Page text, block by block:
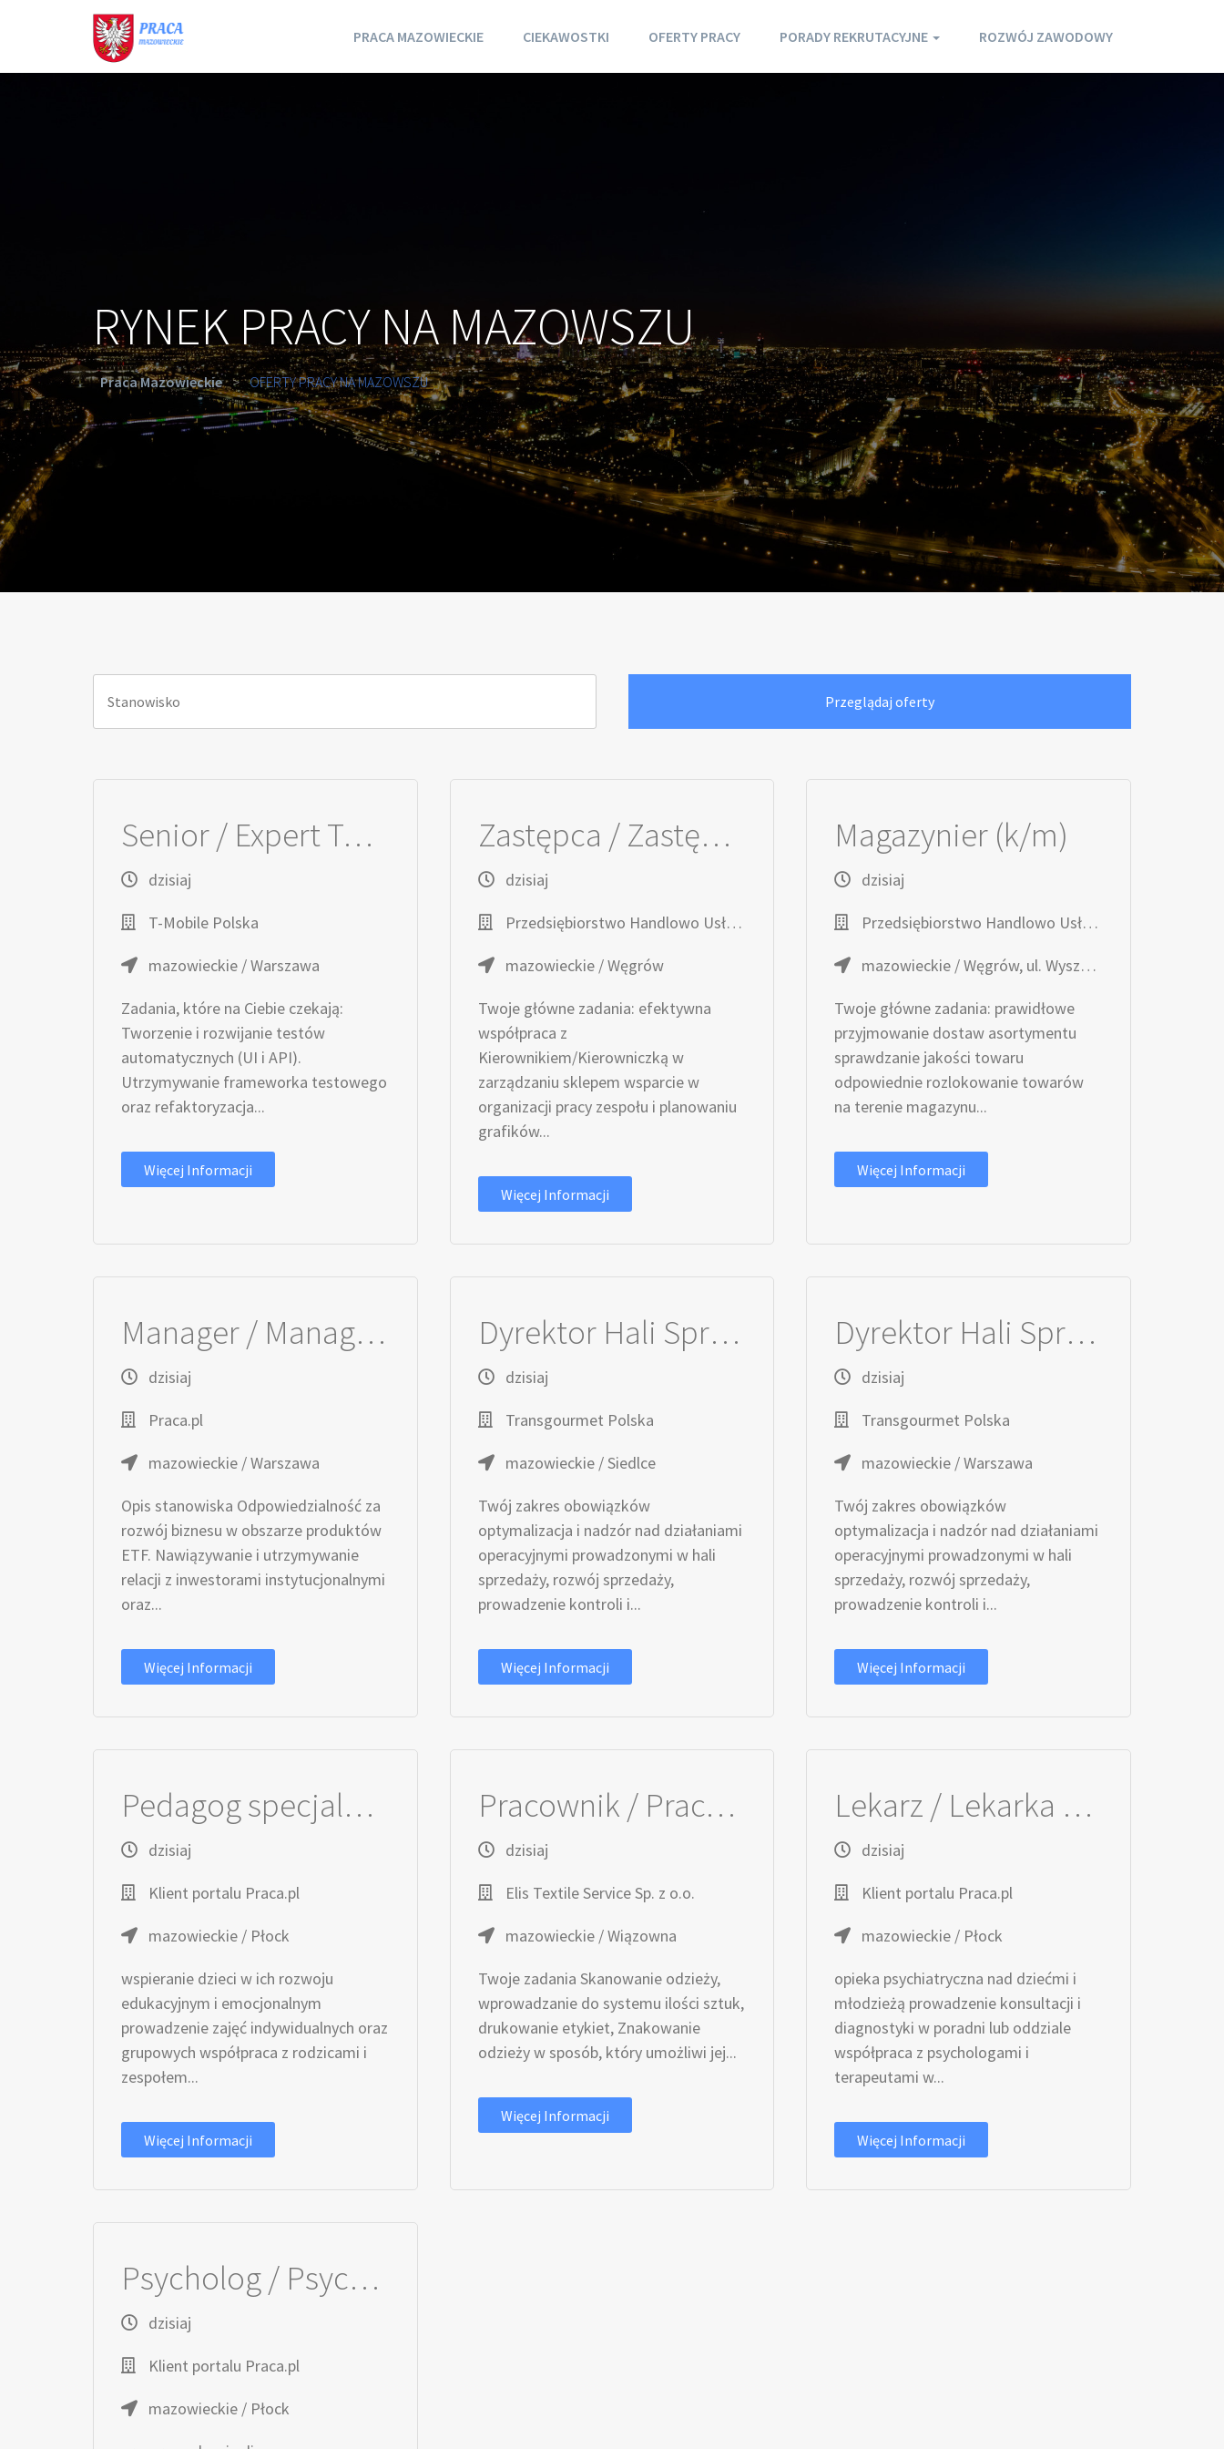
PRACA MAZOWIECKIE CIEKAWOSTKI OFERTY PRACY PORADY REKRUTACYJNE ROZWÓJ ZAWODOWY
RYNEK PRACY NA MAZOWSZU
Praca Mazowieckie > OFERTY PRACY NA MAZOWSZU
Senior / Expert Tester Automatyzujący / Testerka Automatyzująca - Prepaid Tribe
dzisiaj
T-Mobile Polska
mazowieckie / Warszawa
Zadania, które na Ciebie czekają:
Tworzenie i rozwijanie testów
automatycznych (UI i API).
Utrzymywanie frameworka testowego
oraz refaktoryzacja...
Więcej Informacji
Zastępca / Zastępczyni Kierownika / Kierowniczki sklepu
dzisiaj
Przedsiębiorstwo Handlowo Usługowe TOPAZ
mazowieckie / Węgrów
Twoje główne zadania: efektywna
współpraca z
Kierownikiem/Kierowniczką w
zarządzaniu sklepem wsparcie w
organizacji pracy zespołu i planowaniu
grafików...
Więcej Informacji
Magazynier (k/m)
dzisiaj
Przedsiębiorstwo Handlowo Usługowe TOPAZ
mazowieckie / Węgrów, ul. Wyszyńskiego 7
Twoje główne zadania: prawidłowe
przyjmowanie dostaw asortymentu
sprawdzanie jakości towaru
odpowiednie rozlokowanie towarów
na terenie magazynu...
Więcej Informacji
Manager / Managerka ds. Klientów Kluczowych – ETF
dzisiaj
Praca.pl
mazowieckie / Warszawa
Opis stanowiska Odpowiedzialność za
rozwój biznesu w obszarze produktów
ETF. Nawiązywanie i utrzymywanie
relacji z inwestorami instytucjonalnymi
oraz...
Więcej Informacji
Dyrektor Hali Sprzedaży
dzisiaj
Transgourmet Polska
mazowieckie / Siedlce
Twój zakres obowiązków
optymalizacja i nadzór nad działaniami
operacyjnymi prowadzonymi w hali
sprzedaży, rozwój sprzedaży,
prowadzenie kontroli i...
Więcej Informacji
Dyrektor Hali Sprzedaży
dzisiaj
Transgourmet Polska
mazowieckie / Warszawa
Twój zakres obowiązków
optymalizacja i nadzór nad działaniami
operacyjnymi prowadzonymi w hali
sprzedaży, rozwój sprzedaży,
prowadzenie kontroli i...
Więcej Informacji
Pedagog specjalny / Pedagożka specjalna
dzisiaj
Klient portalu Praca.pl
mazowieckie / Płock
wspieranie dzieci w ich rozwoju
edukacyjnym i emocjonalnym
prowadzenie zajęć indywidualnych oraz
grupowych współpraca z rodzicami i
zespołem...
Więcej Informacji
Pracownik / Pracownica Produkcji
dzisiaj
Elis Textile Service Sp. z o.o.
mazowieckie / Wiązowna
Twoje zadania Skanowanie odzieży,
wprowadzanie do systemu ilości sztuk,
drukowanie etykiet, Znakowanie
odzieży w sposób, który umożliwi jej...
Więcej Informacji
Lekarz / Lekarka ds. Psychiatrii Dziecięcej
dzisiaj
Klient portalu Praca.pl
mazowieckie / Płock
opieka psychiatryczna nad dziećmi i
młodzieżą prowadzenie konsultacji i
diagnostyki w poradni lub oddziale
współpraca z psychologami i
terapeutami w...
Więcej Informacji
Psycholog / Psycholożka dzieci i młodzieży
dzisiaj
Klient portalu Praca.pl
mazowieckie / Płock